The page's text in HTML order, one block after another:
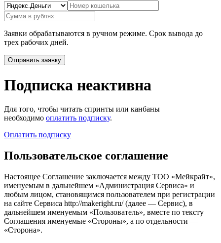
Заявки обрабатываются в ручном режиме. Срок вывода до
трех рабочих дней.
Подписка неактивна
Для того, чтобы читать спринты или канбаны
необходимо оплатить подписку.
Оплатить подписку
Пользовательское соглашение
Настоящее Соглашение заключается между ТОО «Мейкрайт»,
именуемым в дальнейшем «Администрация Сервиса» и
любым лицом, становящимся пользователем при регистрации
на сайте Сервиса http://makeright.ru/ (далее — Сервис), в
дальнейшем именуемым «Пользователь», вместе по тексту
Соглашения именуемые «Стороны», а по отдельности —
«Сторона».